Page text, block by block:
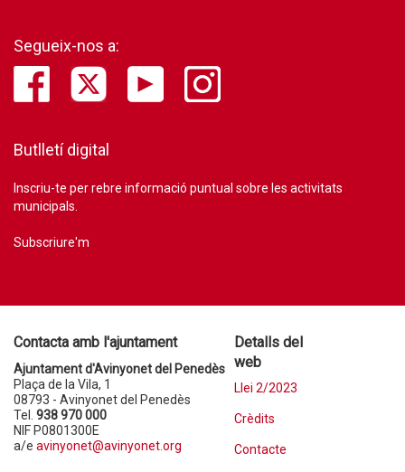
Segueix-nos a:
Butlletí digital
Inscriu-te per rebre informació puntual sobre les activitats
municipals.
Subscriure'm
Contacta amb l'ajuntament
Ajuntament d'Avinyonet del Penedès
Plaça de la Vila, 1
08793 - Avinyonet del Penedès
Tel. 938 970 000
NIF P0801300E
a/e avinyonet@avinyonet.org
Detalls del
web
Llei 2/2023
Crèdits
Contacte